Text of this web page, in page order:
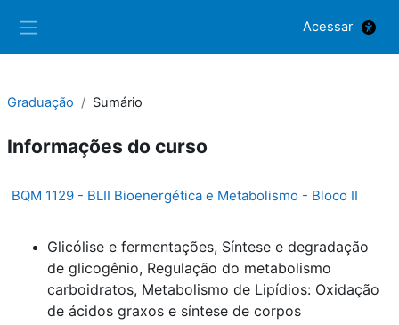
Acessar
Graduação Sumário
Informações do curso
BQM 1129 - BLII Bioenergética e Metabolismo - Bloco II
Glicólise e fermentações, Síntese e degradação
de glicogênio, Regulação do metabolismo
carboidratos, Metabolismo de Lipídios: Oxidação
de ácidos graxos e síntese de corpos